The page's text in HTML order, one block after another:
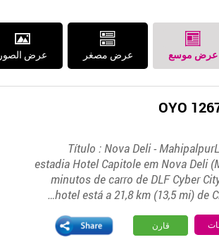
عرض موسع عرض مصغر عرض الصور
OYO
Título : Nova Deli -
estadia Hotel Capitole em Nova Deli
minutos de carro de DLF Cyber
hotel está a 21,8 km (13,5 mi) de
قارن